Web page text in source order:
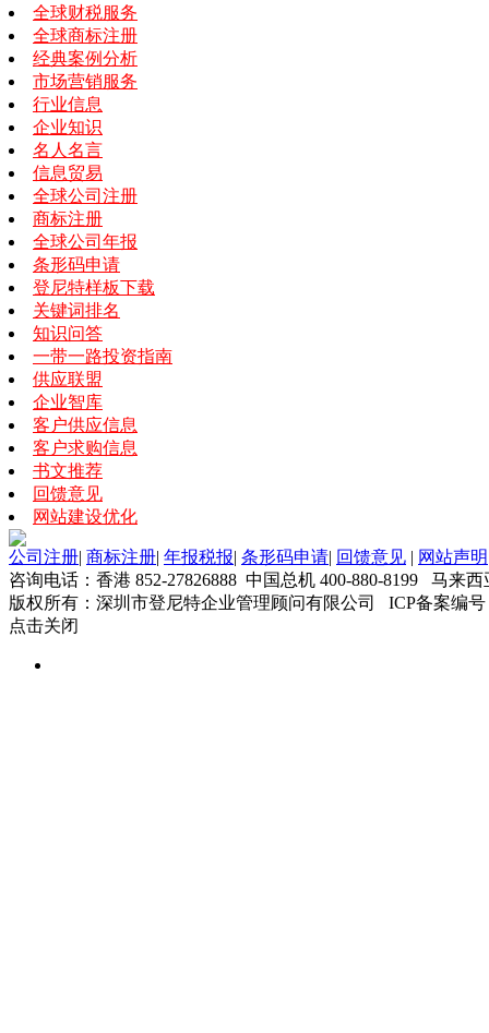
全球财税服务
全球商标注册
经典案例分析
市场营销服务
行业信息
企业知识
名人名言
信息贸易
全球公司注册
商标注册
全球公司年报
条形码申请
登尼特样板下载
关键词排名
知识问答
一带一路投资指南
供应联盟
企业智库
客户供应信息
客户求购信息
书文推荐
回馈意见
网站建设优化
公司注册| 商标注册| 年报税报| 条形码申请| 回馈意见 | 网站声明
咨询电话：香港 852-27826888 中国总机 400-880-8199 马来
版权所有：深圳市登尼特企业管理顾问有限公司 ICP备案编号
点击关闭